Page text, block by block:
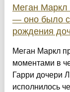
Меган Маркл
— оно было
рождения
Меган Маркл
моментами в
Гарри дочери
исполнилось